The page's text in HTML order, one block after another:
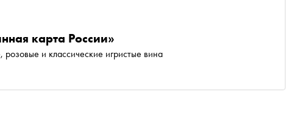
карта России»
розовые и классические игристые вина